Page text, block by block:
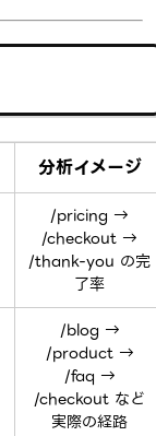
分析イメージ
/pricing →
/checkout →
/thank-you の完
了率
/blog →
/product →
/faq →
/checkout など
実際の経路